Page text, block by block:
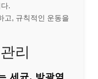
.
고, 규칙적인 운동을
리
세균, 방광염